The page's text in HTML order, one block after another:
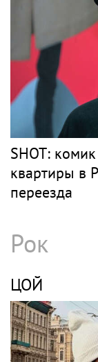
SHOT:
квартиры в
переезда
Рок
ЦОЙ